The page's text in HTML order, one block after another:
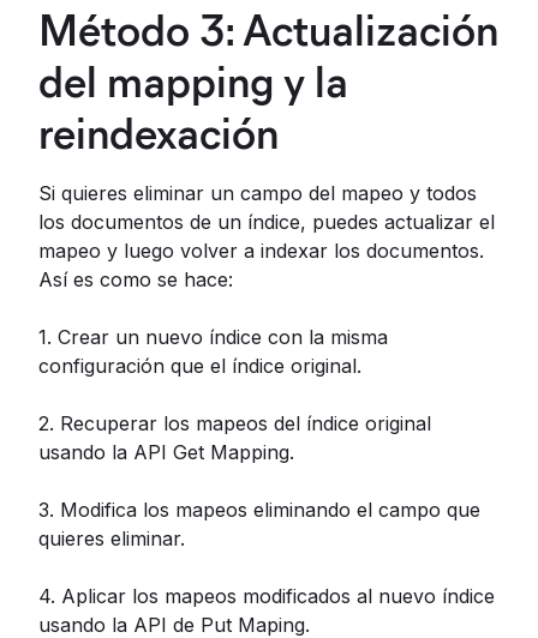
Método 3: Actualización
del mapping y la
reindexación
Si quieres eliminar un campo del mapeo y todos
los documentos de un índice, puedes actualizar el
mapeo y luego volver a indexar los documentos.
Así es como se hace:
1. Crear un nuevo índice con la misma
configuración que el índice original.
2. Recuperar los mapeos del índice original
usando la API Get Mapping.
3. Modifica los mapeos eliminando el campo que
quieres eliminar.
4. Aplicar los mapeos modificados al nuevo índice
usando la API de Put Maping.